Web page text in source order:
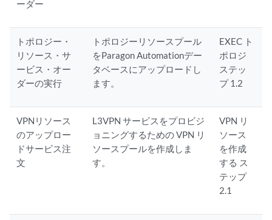
							"language": "json"
						}
					}
				},
				"url": {
					"protocol": "https",
					"host": [
						"{{server}}"
					],
					"port": "{{port}}",
						"v1",
ーダー
トポロジー・
リソース・サ
ービス・オー
ダーの実行
トポロジーリソースプール
をParagon Automationデー
タベースにアップロードし
ます。
EXEC ト
ポロジ
ステッ
プ 1.2
VPNリソース
のアップロー
ドサービス注
文
L3VPN サービスをプロビジ
ョニングするための VPN リ
ソースプールを作成しま
す。
VPN リ
ソース
を作成
する ス
テップ
2.1